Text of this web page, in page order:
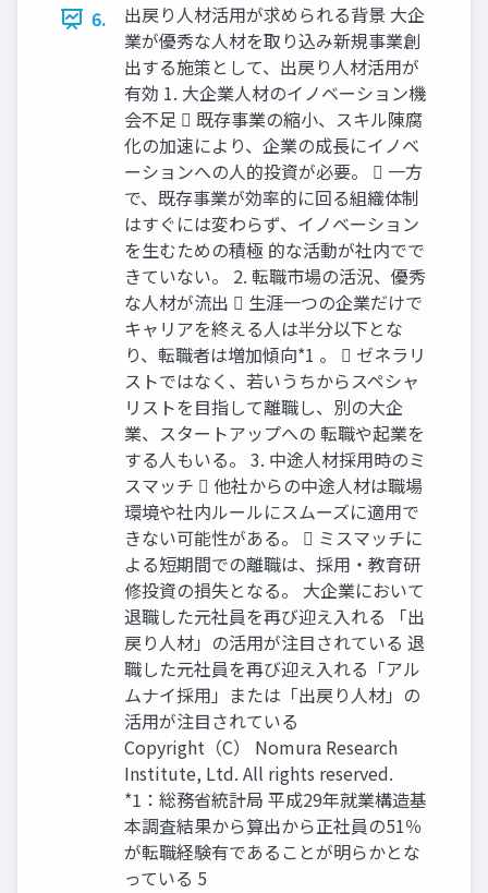
6.
出戻り人材活用が求められる背景 大企
業が優秀な人材を取り込み新規事業創
出する施策として、出戻り人材活用が
有効 1. 大企業人材のイノベーション機
会不足  既存事業の縮小、スキル陳腐
化の加速により、企業の成⾧にイノベ
ーションへの人的投資が必要。  一方
で、既存事業が効率的に回る組織体制
はすぐには変わらず、イノベーション
を生むための積極 的な活動が社内でで
きていない。 2. 転職市場の活況、優秀
な人材が流出  生涯一つの企業だけで
キャリアを終える人は半分以下とな
り、転職者は増加傾向*1 。  ゼネラリ
ストではなく、若いうちからスペシャ
リストを目指して離職し、別の大企
業、スタートアップへの 転職や起業を
する人もいる。 3. 中途人材採用時のミ
スマッチ  他社からの中途人材は職場
環境や社内ルールにスムーズに適用で
きない可能性がある。  ミスマッチに
よる短期間での離職は、採用・教育研
修投資の損失となる。 大企業において
退職した元社員を再び迎え入れる 「出
戻り人材」の活用が注目されている 退
職した元社員を再び迎え入れる「アル
ムナイ採用」または「出戻り人材」の
活用が注目されている
Copyright（C） Nomura Research
Institute, Ltd. All rights reserved.
*1：総務省統計局 平成29年就業構造基
本調査結果から算出から正社員の51％
が転職経験有であることが明らかとな
っている 5